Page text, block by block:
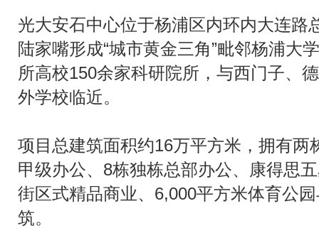
光大安石中心位于杨浦区内环内大连路
陆家嘴形成“城市黄金三角”毗邻杨浦大
所高校150余家科研院所，与西门子、
外学校临近。
项目总建筑面积约16万平方米，拥有两
甲级办公、8栋独栋总部办公、康得思
街区式精品商业、6,000平方米体育公
筑。